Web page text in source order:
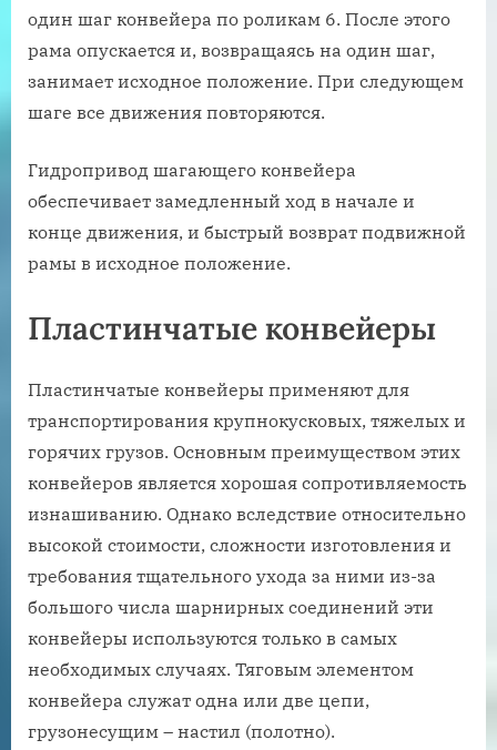
один шаг конвейера по роликам 6. После этого
рама опускается и, возвращаясь на один шаг,
занимает исходное положение. При следующем
шаге все движения повторяются.
Гидропривод шагающего конвейера
обеспечивает замедленный ход в начале и
конце движения, и быстрый возврат подвижной
рамы в исходное положение.
Пластинчатые конвейеры
Пластинчатые конвейеры применяют для
транспортирования крупнокусковых, тяжелых и
горячих грузов. Основным преимуществом этих
конвейеров является хорошая сопротивляемость
изнашиванию. Однако вследствие относительно
высокой стоимости, сложности изготовления и
требования тщательного ухода за ними из-за
большого числа шарнирных соединений эти
конвейеры используются только в самых
необходимых случаях. Тяговым элементом
конвейера служат одна или две цепи,
грузонесущим – настил (полотно).